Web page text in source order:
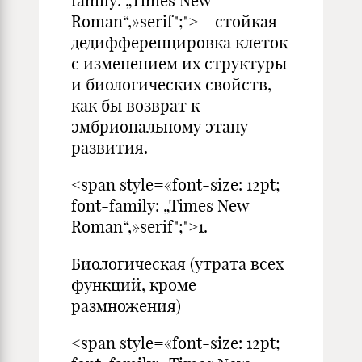
Roman“,»serif";"> – стойкая
дедифференцировка клеток
с изменением их структуры
и биологических свойств,
как бы возврат к
эмбриональному этапу
развития.
<span style=«font-size: 12pt;
font-family: „Times New
Roman“,»serif";">1.
Биологическая (утрата всех
функций, кроме
размножения)
<span style=«font-size: 12pt;